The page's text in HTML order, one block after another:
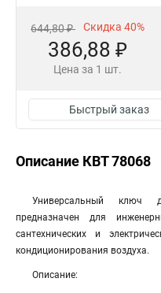
644,80 ₽ Скидка 40%
386,88 ₽
Цена за 1 шт.
Быстрый заказ
Описание КВТ 78068
Универсальный ключ
предназначен для
сантехнических и
кондиционирования воздуха.
Описание: